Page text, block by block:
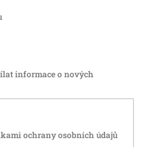
informace o nových
ochrany osobních údajů